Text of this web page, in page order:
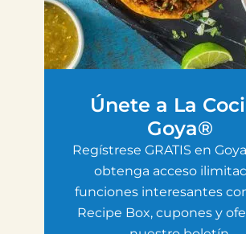
Únete a La
Goya®
Regístrese GRATIS en
obtenga acceso
funciones interesantes
Recipe Box, cupones y